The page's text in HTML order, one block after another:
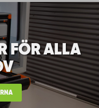
FÖR ALLA